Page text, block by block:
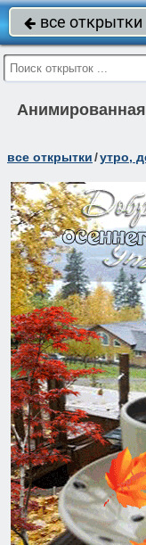
 все открытки
все открытки/утро,